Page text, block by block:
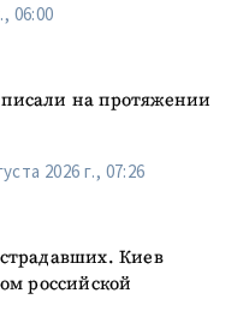
06:00
на протяжении
2026 г., 07:26
Киев
российской